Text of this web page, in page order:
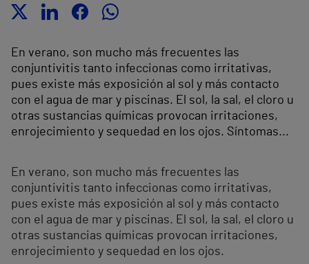
En verano, son mucho más frecuentes las
conjuntivitis tanto infeccionas como irritativas,
pues existe más exposición al sol y más contacto
con el agua de mar y piscinas. El sol, la sal, el cloro u
otras sustancias químicas provocan irritaciones,
enrojecimiento y sequedad en los ojos. Síntomas...
En verano, son mucho más frecuentes las
conjuntivitis tanto infeccionas como irritativas,
pues existe más exposición al sol y más contacto
con el agua de mar y piscinas. El sol, la sal, el cloro u
otras sustancias químicas provocan irritaciones,
enrojecimiento y sequedad en los ojos.